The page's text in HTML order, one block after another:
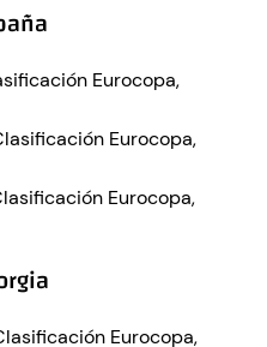
Eurocopa,
Eurocopa,
Eurocopa,
Eurocopa,